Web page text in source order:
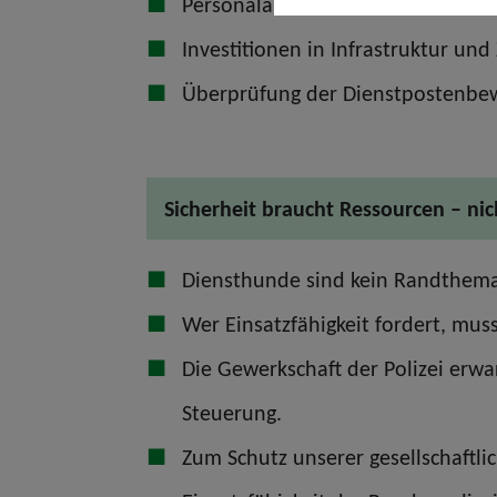
Investitionen in Infrastruktur und
Überprüfung der
Sicherheit braucht Ressourcen –
Diensthunde sind kein
Wer Einsatzfähigkeit fordert,
Die Gewerkschaft der Polizei
Steuerung.
Zum Schutz unserer